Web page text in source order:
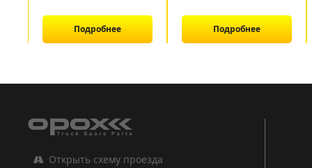
Подробнее Подробнее
Открыть схему проезда